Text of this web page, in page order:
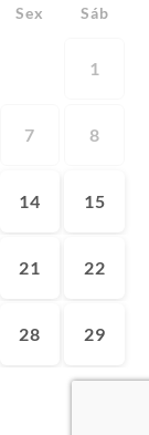
Sex Sáb
1
7 8
14 15
21 22
28 29